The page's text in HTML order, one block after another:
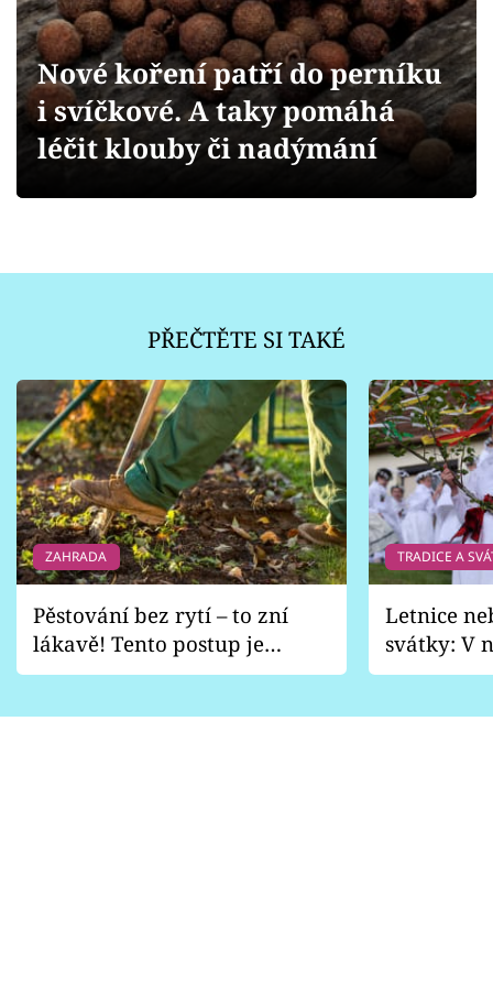
Přihlášení
Sledujte nás
Nové koření patří do perníku
i svíčkové. A taky pomáhá
léčit klouby či nadýmání
PŘEČTĚTE SI TAKÉ
ZAHRADA
Pěstování bez rytí – to zní
lákavě! Tento postup je
vhodný jen pro některé
TRADICE A
Letnice
svátky: V
pondělí